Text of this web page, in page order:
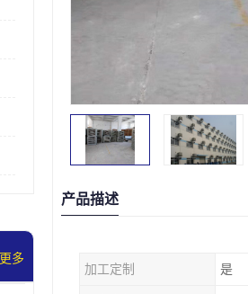
更多
产品描述
加工定制 是